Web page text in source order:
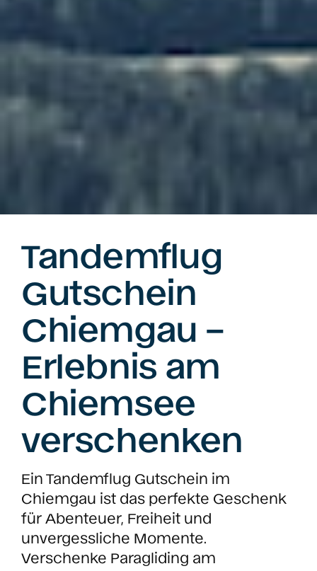
Tandemflug
Gutschein
Chiemgau –
Erlebnis am
Chiemsee
verschenken
Ein Tandemflug Gutschein im
Chiemgau ist das perfekte Geschenk
für Abenteuer, Freiheit und
unvergessliche Momente.
Verschenke Paragliding am